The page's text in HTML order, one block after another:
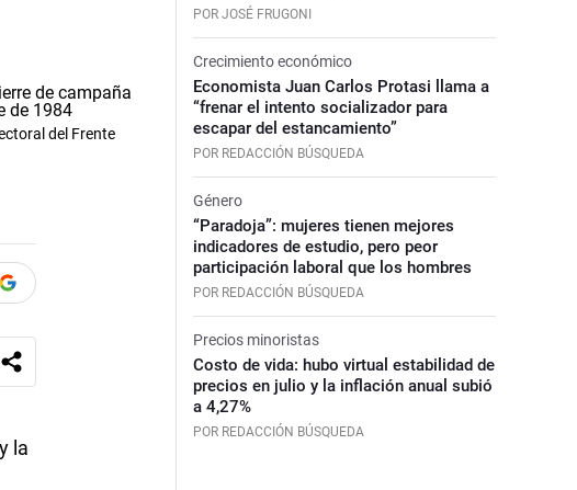
del Frente
la
POR JOSÉ FRUGONI
Crecimiento económico
Economista Juan Carlos Protasi llama a
“frenar el intento socializador para
escapar del estancamiento”
POR REDACCIÓN BÚSQUEDA
Género
“Paradoja”: mujeres tienen mejores
indicadores de estudio, pero peor
participación laboral que los hombres
POR REDACCIÓN BÚSQUEDA
Precios minoristas
Costo de vida: hubo virtual estabilidad de
precios en julio y la inflación anual subió
a 4,27%
POR REDACCIÓN BÚSQUEDA